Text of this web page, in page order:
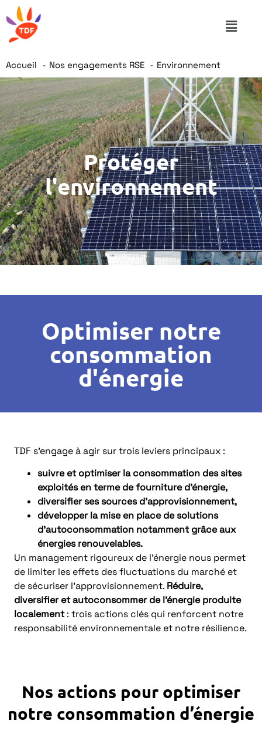
Accueil Nos engagements RSE Environnement
Protéger
l'environnement
Optimiser notre
consommation
d'énergie
TDF s’engage à agir sur trois leviers principaux :
suivre et optimiser la consommation des sites
exploités en terme de fourniture d’énergie,
diversifier ses sources d’approvisionnement,
développer la mise en place de solutions
d’autoconsommation notamment grâce aux
énergies renouvelables.
Un management rigoureux de l’énergie nous permet
de limiter les effets des fluctuations du marché et
de sécuriser l’approvisionnement. Réduire,
diversifier et autoconsommer de l’énergie produite
localement: trois actions clés qui renforcent notre
responsabilité environnementale et notre résilience.
Nos actions pour optimiser
notre consommation d’énergie